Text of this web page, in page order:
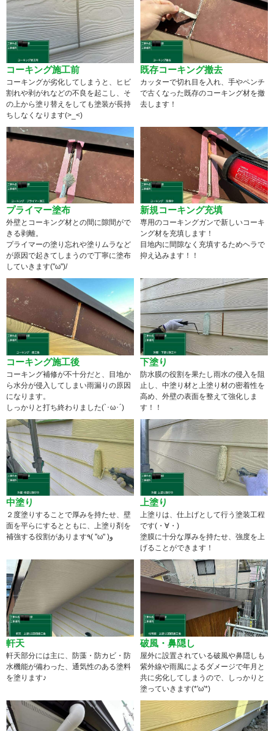
コーキング施工前
コーキングが劣化してしまうと、ヒビ
割れや剥がれなどの不良を起こし、そ
の上から塗り替えをしても塗装が長持
ちしなくなります(>_<)
既存コーキング撤去
カッターで切れ目を入れ、手やペンチ
で古くなった既存のコーキング材を撤
去します！
プライマー塗布
外壁とコーキング材との間に隙間がで
きる剥離。
プライマーの塗り忘れや塗りムラなど
が原因で起きてしまうので丁寧に塗布
していきます(''ω'')/
新規コーキング充填
専用のコーキングガンで新しいコーキ
ング材を充填します！
目地内に間隙なく充填するためヘラで
抑え込みます！！
コーキング施工後
コーキング補修が不十分だと、目地か
ら水分が侵入してしまい雨漏りの原因
になります。
しっかりと打ち終わりました(`･ω･´)
下塗り
防水膜の役割を果たし雨水の侵入を阻
止し、中塗り材と上塗り材の密着性を
高め、外壁の表面を整えて強化しま
す！！
中塗り
２度塗りすることで厚みを持たせ、壁
面を平らにするとともに、上塗り剤を
補強する役割があります٩( ''ω'' )و
上塗り
上塗りは、仕上げとして行う塗装工程
です(・∀・)
塗膜に十分な厚みを持たせ、強度を上
げることができます！
軒天
軒天部分には主に、防藻・防カビ・防
水機能が備わった、通気性のある塗料
を塗ります♪
破風・鼻隠し
屋外に設置されている破風や鼻隠しも
紫外線や雨風によるダメージで年月と
共に劣化してしまうので、しっかりと
塗っていきます(*'ω'*)